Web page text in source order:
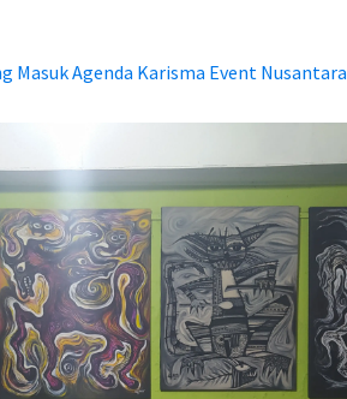
Masuk Agenda Karisma Event Nusantara